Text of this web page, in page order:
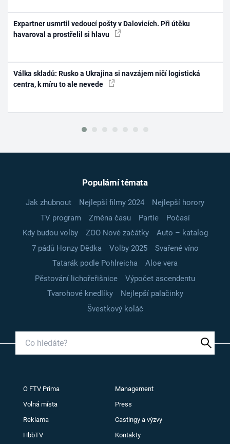
Expartner usmrtil vedoucí pošty v Dalovicích. Při útěku
havaroval a prostřelil si hlavu
Válka skladů: Rusko a Ukrajina si navzájem ničí logistická
centra, k míru to ale nevede
Populární témata
Jak zhubnout Nejlepší filmy 2024
Nejlepší horory
TV program
Změna času Partie
Počasí
Kdy budou volby
ZOO Nové začátky
Auto – katalog
7 pádů Honzy Dědka
Volby 2025
Svařené víno
Tatarák podle Pohlreicha
Aloe vera
Pěstování lichořeřišnice
Výpočet ascendentu
Tvarohové knedlíky
Nejlepší palačinky
Švestkový koláč
O FTV Prima Management
Volná místa Press
Reklama Castingy a výzvy
HbbTV Kontakty